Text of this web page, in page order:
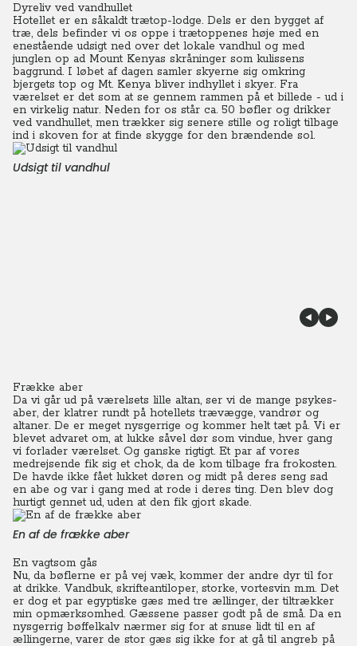
Dyreliv ved vandhullet
Hotellet er en såkaldt trætop-lodge. Dels er den bygget af
træ, dels befinder vi os oppe i trætoppenes høje med en
enestående udsigt ned over det lokale vandhul og med
junglen op ad Mount Kenyas skråninger som kulissens
baggrund. I løbet af dagen samler skyerne sig omkring
bjergets top og Mt. Kenya bliver indhyllet i skyer. Fra
værelset er det som at se gennem rammen på et billede - ud i
en virkelig natur. Neden for os står ca. 50 bøfler og drikker
ved vandhullet, men trækker sig senere stille og roligt tilbage
ind i skoven for at finde skygge for den brændende sol.
Udsigt til vandhul
Frække aber
Da vi går ud på værelsets lille altan, ser vi de mange psykes-
aber, der klatrer rundt på hotellets trævægge, vandrør og
altaner. De er meget nysgerrige og kommer helt tæt på. Vi er
blevet advaret om, at lukke såvel dør som vindue, hver gang
vi forlader værelset. Og ganske rigtigt. Et par af vores
medrejsende fik sig et chok, da de kom tilbage fra frokosten.
De havde ikke fået lukket døren og midt på deres seng sad
en abe og var i gang med at rode i deres ting. Den blev dog
hurtigt gennet ud, uden at den fik gjort skade.
En af de frække aber
En vagtsom gås
Nu, da bøflerne er på vej væk, kommer der andre dyr til for
at drikke. Vandbuk, skrifteantiloper, storke, vortesvin m.m. Det
er dog et par egyptiske gæs med tre ællinger, der tiltrækker
min opmærksomhed. Gæssene passer godt på de små. Da en
nysgerrig bøffelkalv nærmer sig for at snuse lidt til en af
ællingerne, varer de stor gæs sig ikke for at gå til angreb på